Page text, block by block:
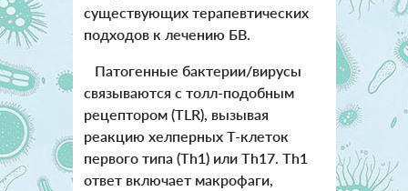
существующих терапевтических
подходов к лечению БВ.
Патогенные бактерии/вирусы
связываются с толл-подобным
рецептором (TLR), вызывая
реакцию хелперных Т-клеток
первого типа (Th1) или Th17. Th1
ответ включает макрофаги,